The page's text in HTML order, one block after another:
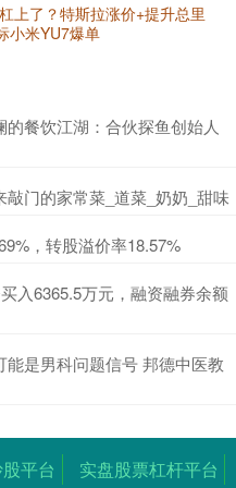
上了？特斯拉涨价+提升总里
小米YU7爆单
餐饮江湖：合伙探鱼创始人
门的家常菜_道菜_奶奶_甜味
，转股溢价率18.57%
入6365.5万元，融资融券余额
是男科问题信号 邦德中医教
平台 实盘股票杠杆平台